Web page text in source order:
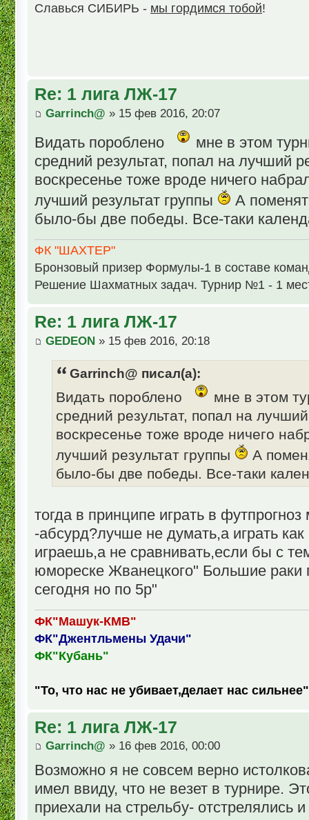
Славься СИБИРЬ - мы гордимся тобой!
Re: 1 лига ЛЖ-17
Garrinch@ » 15 фев 2016, 20:07
Видать пороблено
мне в этом
средний результат, попал на лучший
воскресенье тоже вроде ничего
лучший результат группы
А
было-бы две победы. Все-таки
ФК "ШАХТЕР"
Бронзовый призер Формулы-1 в составе
Решение Шахматных задач. Турнир №1 - 1
Re: 1 лига ЛЖ-17
GEDEON » 15 фев 2016, 20:18
Garrinch@ писал(а):
Видать пороблено
мне в этом
средний результат, попал на
воскресенье тоже вроде ничего
лучший результат группы
А
было-бы две победы. Все-таки
тогда в принципе играть в
-абсурд?лучше не думать,а играть
играешь,а не сравнивать,если бы с
юмореске Жванецкого" Большие раки
сегодня но по 5р"
ФК"Машук-КМВ"
ФК"Джентльмены Удачи"
ФК"Кубань"
"То, что нас не убивает,делает нас сильнее"
Re: 1 лига ЛЖ-17
Garrinch@ » 16 фев 2016, 00:00
Возможно я не совсем верно
имел ввиду, что не везет в турнире.
приехали на стрельбу- отстрелялись